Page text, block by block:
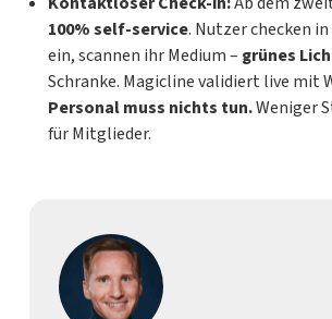
100% self-service. Nutzer checken
ein, scannen ihr Medium – grünes
Schranke. Magicline validiert live mit
Personal muss nichts tun.Weniger
für Mitglieder.